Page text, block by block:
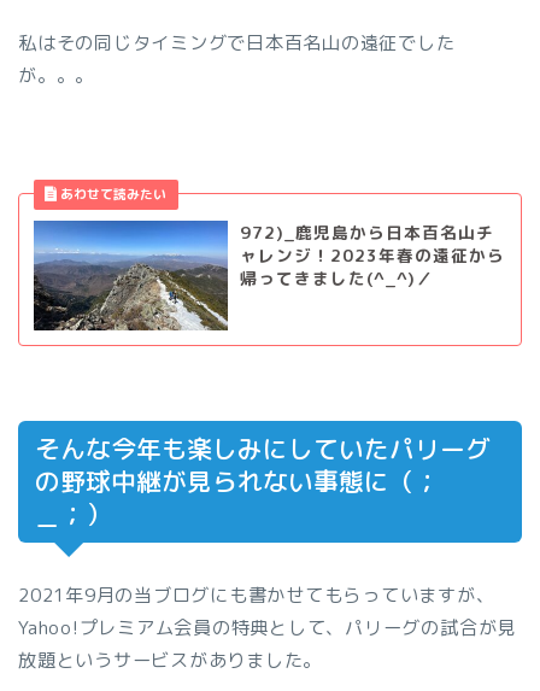
私はその同じタイミングで日本百名山の遠征でした
が。。。
972)_鹿児島から日本百名山チ
ャレンジ！2023年春の遠征から
帰ってきました(^_^)／
そんな今年も楽しみにしていたパリーグ
の野球中継が見られない事態に（；
＿；）
2021年9月の当ブログにも書かせてもらっていますが、
Yahoo!プレミアム会員の特典として、パリーグの試合が見
放題というサービスがありました。